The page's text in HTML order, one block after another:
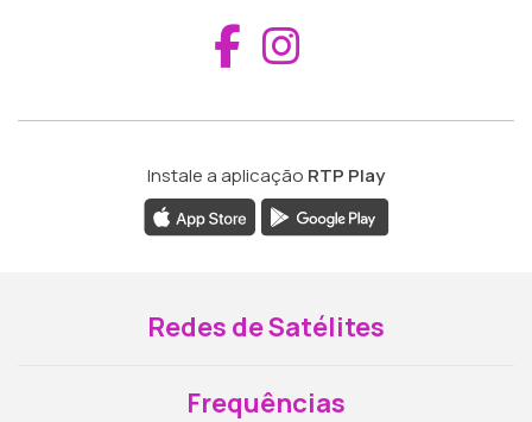
Aceder ao
Instale a aplicação RTP Play
Redes de Satélites
Frequências